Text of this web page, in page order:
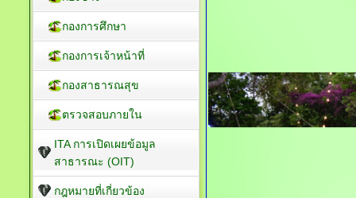
กองการศึกษา
กองการเจ้าหน้าที่
กองสาธารณสุข
ตรวจสอบภายใน
ITA การเปิดเผยข้อมูล
สาธารณะ (OIT)
กฎหมายที่เกี่ยวข้อง